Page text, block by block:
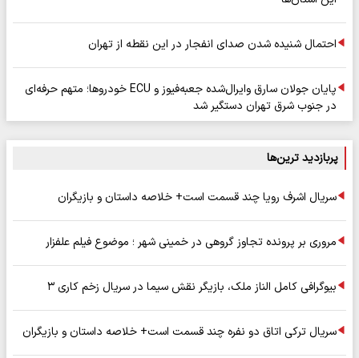
احتمال شنیده شدن صدای انفجار در این نقطه از تهران
پایان جولان سارق وایرال‌شده جعبه‌فیوز و ECU خودروها؛ متهم حرفه‌ای
در جنوب شرق تهران دستگیر شد
پربازدید ترین‌ها
سریال اشرف رویا چند قسمت است+ خلاصه داستان و بازیگران
مروری بر پرونده تجاوز گروهی در خمینی شهر ؛ موضوع فیلم علفزار
بیوگرافی کامل الناز ملک، بازیگر نقش سیما در سریال زخم کاری ۳
سریال ترکی اتاق دو نفره چند قسمت است+ خلاصه داستان و بازیگران